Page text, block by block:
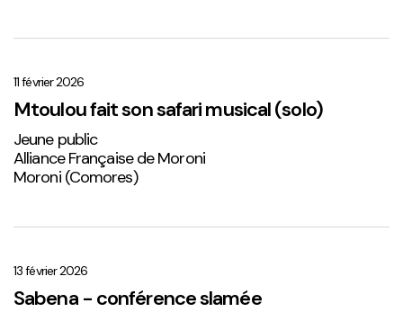
son
safari
musical
(solo)
11 février 2026
Mtoulou fait son safari musical (solo)
Jeune public
Alliance Française de Moroni
Moroni (Comores)
conférence
slamée
13 février 2026
Sabena - conférence slamée